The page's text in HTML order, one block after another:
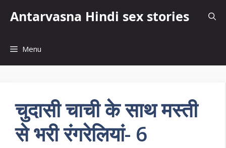
Antarvasna Hindi sex stories
Menu
चुदासी चाची के साथ मस्ती
से भरी रंगरेलियां- 6